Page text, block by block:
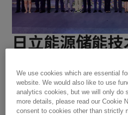
日立能源储能
奖
Customer Story | 1 min read
We use cookies which are essential
website. We would also like to use
analytics cookies, but we will only do
more details, please read our Cookie
consent to cookies other than strictly